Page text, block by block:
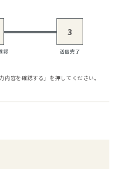
認
3
送信完了
力内容を確認する」を押してください。